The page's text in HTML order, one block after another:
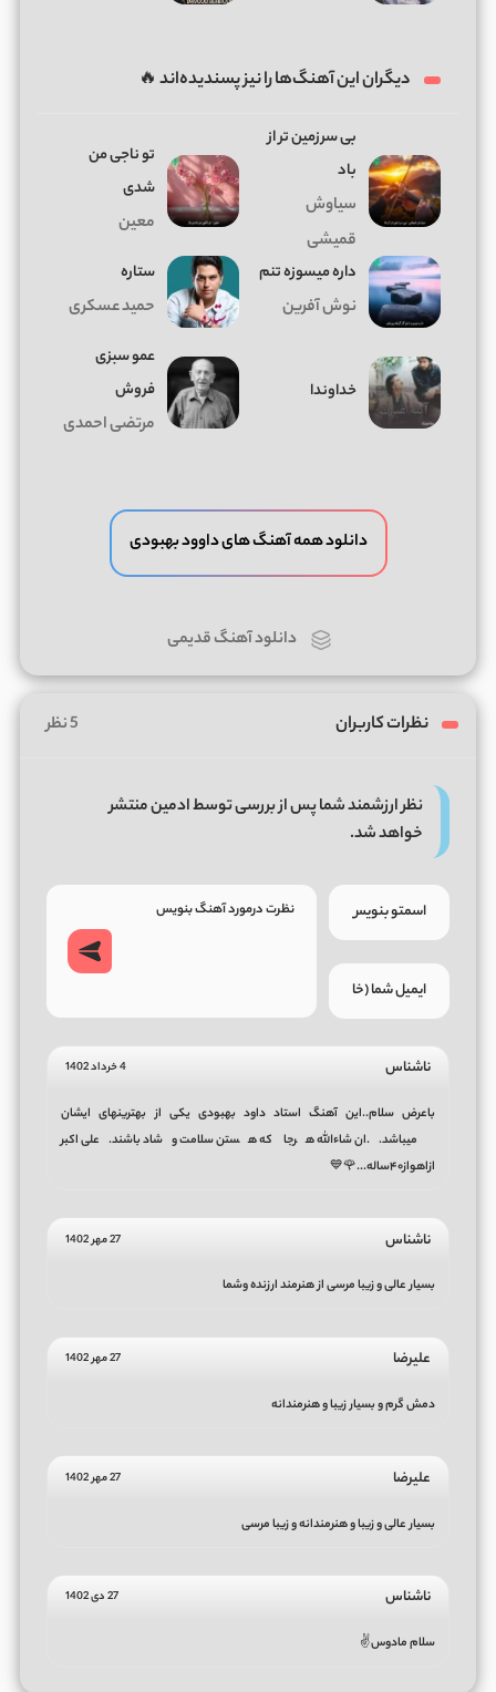
دیگران این آهنگ‌ها را نیز پسندیده‌اند 🔥
بی سرزمین تر از
باد
سیاوش
قمیشی
تو ناجی من
شدی
معین
داره میسوزه تنم
نوش آفرین
ستاره
حمید عسکری
خداوندا
عمو سبزی
فروش
مرتضی احمدی
دانلود همه آهنگ های داوود بهبودی
دانلود آهنگ قدیمی
نظرات کاربران 5 نظر
نظر ارزشمند شما پس از بررسی توسط ادمین منتشر
خواهد شد.
ناشناس 4 خرداد 1402
باعرض سلام..این آهنگ استاد داود بهبودی یکی از بهترینهای ایشان
میباشد..ان شاءالله هرجا که هستن سلامت وشاد باشند.علی اکبر
ازاهواز۴۰ساله...🌹💙
ناشناس 27 مهر 1402
بسیار عالی و زیبا مرسی از هنرمند ارزنده وشما
علیرضا 27 مهر 1402
دمش گرم و بسیار زیبا و هنرمندانه
علیرضا 27 مهر 1402
بسیار عالی و زیبا و هنرمندانه و زیبا مرسی
ناشناس 27 دی 1402
سلام مادوس✌